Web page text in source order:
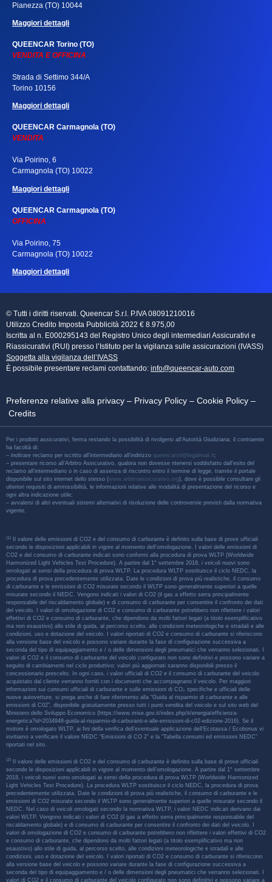
Pianezza (TO) 10044
Maggiori dettagli
QUEENCAR Torino (TO)
VENDITA E OFFICINA
Strada di Settimo 344/A
Torino 10156
Maggiori dettagli
QUEENCAR Carmagnola (TO)
VENDITA
Via Poirino, 6
Carmagnola (TO) 10022
Maggiori dettagli
QUEENCAR Carmagnola (TO)
OFFICINA
Via Poirino, 75
Carmagnola (TO) 10022
Maggiori dettagli
© Tutti i diritti riservati. Queencar S.r.l. P.IVA 08091210016
Utilizzo Credito Imposta Pubblicità 2022 € 8.975,00
Iscritta al n. E000295143 del Registro Unico degli intermediari Assicurativi e
Riassicurativi (RUI) presso l’Istituto per la vigilanza sulle assicurazioni (IVASS)
Soggetta alla vigilanza dell’IVASS
È possibile presentare reclami contattando: info@queencar-auto.com
Preferenze relative alla privacy – Privacy Policy – Cookie Policy –
Credits
Per i prodotti assicurativi, ferma restando la possibilità di rivolgersi all’Autorità Giudiziaria, il contraente
ha facoltà di:
– inoltrare reclamo per iscritto all’intermediario all’indirizzo queencarsrl@legalmail.it ;
– presentare ricorso all’Arbitro Assicurativo, qualora non dovesse ritenersi soddisfatto dall’esito del
reclamo all’intermediario o in caso di assenza di riscontro entro il termine di legge, tramite il portale
disponibile sul sito internet dello stesso (www.arbitroassicurativo.org), dove è possibile consultare gli
ulteriori requisiti di ammissibilità, le informazioni relative alle modalità di presentazione del ricorso e
ogni altra indicazione utile;
– avvalersi di altri eventuali sistemi alternativi di risoluzione delle controversie previsti dalla normativa
vigente.
(1)
Il valore delle emissioni di CO2 e del consumo di carburante è definito sulla base di prove ufficiali
secondo le disposizioni applicabili in vigore al momento dell’omologazione. I valori delle emissioni di
CO2 e del consumo di carburante indicati sono conformi alla procedura di prova WLTP (Worldwide
Harmonized Light Vehicles Test Procedure). A partire dal 1° settembre 2018, i veicoli nuovi sono
omologati ai sensi della procedura di prova WLTP. La procedura WLTP sostituisce il ciclo NEDC, la
procedura di prova precedentemente utilizzata. Date le condizioni di prova più realistiche, il consumo
di carburante e le emissioni di CO2 misurate secondo il WLTP sono generalmente superiori a quelle
misurate secondo il NEDC. Vengono indicati i valori di CO2 (il gas a effetto serra principalmente
responsabile del riscaldamento globale) e di consumo di carburante per consentire il confronto dei dati
del veicolo. I valori di omologazione di CO2 e consumo di carburante potrebbero non riflettere i valori
effettivi di CO2 e consumo di carburante, che dipendono da molti fattori legati (a titolo esemplificativo
ma non esaustivo) allo stile di guida, al percorso scelto, alle condizioni meteorologiche e stradali e alle
condizioni, uso e dotazione del veicolo. I valori riportati di CO2 e consumo di carburante si riferiscono
alla versione base del veicolo e possono variare durante la fase di configurazione successiva a
seconda del tipo di equipaggiamento e / o delle dimensioni degli pneumatici che verranno selezionati. I
valori di CO2 e il consumo di carburante del veicolo configurato non sono definitivi e possono variare a
seguito di cambiamenti nel ciclo produttivo; valori più aggiornati saranno disponibili presso il
concessionario prescelto. In ogni caso, i valori ufficiali di CO2 e il consumo di carburante del veicolo
acquistato dal cliente verranno forniti con i documenti che accompagnano il veicolo. Per maggiori
informazioni sui consumi ufficiali di carburante e sulle emissioni di CO₂ specifiche e ufficiali delle
nuove autovetture, si prega anche di fare riferimento alla “Guida al risparmio di carburante e alle
emissioni di C02”, disponibile gratuitamente presso tutti i punti vendita del veicolo e sul sito web del
Ministero dello Sviluppo Economico (https://www.mise.gov.it/index.php/it/energia/efficienza-
energetica?id=2034948-guida-al-risparmio-di-carburanti-e-alle-emissioni-di-c02-edizione-2016). Se il
motore è omologato WLTP, ai fini della verifica dell’eventuale applicazione dell’Ecotassa / Ecobonus vi
invitiamo a verificare il valore NEDC “Emissioni di CO 2” e la “Tabella consumi ed emissioni NEDC”
riportati nel sito.
(2)
Il valore delle emissioni di CO2 e del consumo di carburante è definito sulla base di prove ufficiali
secondo le disposizioni applicabili in vigore al momento dell’omologazione. A partire dal 1° settembre
2018, i veicoli nuovi sono omologati ai sensi della procedura di prova WLTP (Worldwide Harmonized
Light Vehicles Test Procedure). La procedura WLTP sostituisce il ciclo NEDC, la procedura di prova
precedentemente utilizzata. Date le condizioni di prova più realistiche, il consumo di carburante e le
emissioni di CO2 misurate secondo il WLTP sono generalmente superiori a quelle misurate secondo il
NEDC. Nel caso di veicoli omologati secondo la normativa WLTP, i valori NEDC indicati derivano dai
valori WLTP. Vengono indicati i valori di CO2 (il gas a effetto serra principalmente responsabile del
riscaldamento globale) e di consumo di carburante per consentire il confronto dei dati del veicolo. I
valori di omologazione di CO2 e consumo di carburante potrebbero non riflettere i valori effettivi di CO2
e consumo di carburante, che dipendono da molti fattori legati (a titolo esemplificativo ma non
esaustivo) allo stile di guida, al percorso scelto, alle condizioni meteorologiche e stradali e alle
condizioni, uso e dotazione del veicolo. I valori riportati di CO2 e consumo di carburante si riferiscono
alla versione base del veicolo e possono variare durante la fase di configurazione successiva a
seconda del tipo di equipaggiamento e / o delle dimensioni degli pneumatici che verranno selezionati. I
valori di CO2 e il consumo di carburante del veicolo configurato non sono definitivi e possono variare a